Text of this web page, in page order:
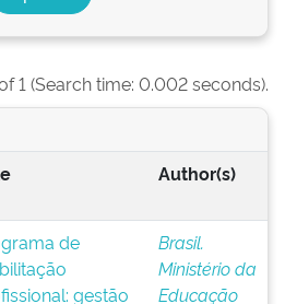
1 (Search time: 0.002 seconds).
Author(s)
de
gestão
Brasil.
Ministério da
Educação